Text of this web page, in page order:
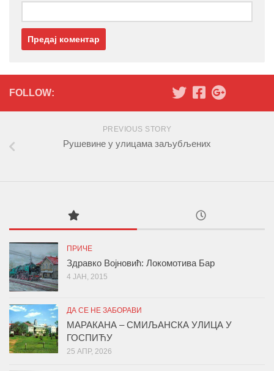
FOLLOW:
PREVIOUS STORY
Рушевине у улицама заљубљених
ПРИЧЕ
Здравко Војновић: Локомотива Бар
4 ЈАН, 2015
ДА СЕ НЕ ЗАБОРАВИ
МАРАКАНА – СМИЉАНСКА УЛИЦА У
ГОСПИЋУ
25 АПР, 2026